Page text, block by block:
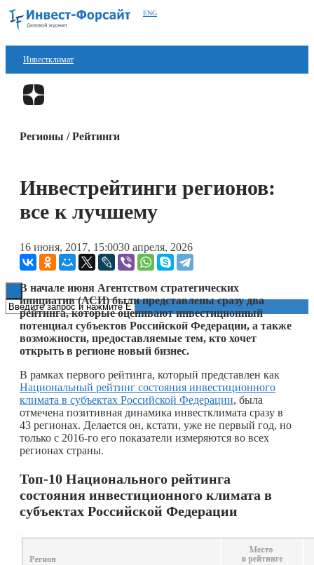
ENG
Инвестклимат
Финансы
Книги
Регионы / Рейтинги
Инвестрейтинги регионов:
все к лучшему
16 июня, 2017, 15:0030 апреля, 2026
В начале июня Агентством стратегических
инициатив (АСИ) были представлены сразу два
рейтинга, которые оценивают инвестиционный
потенциал субъектов Российской Федерации, а также
возможности, предоставляемые тем, кто хочет
открыть в регионе новый бизнес.
В рамках первого рейтинга, который представлен как
Национальный рейтинг состояния инвестиционного
климата в субъектах Российской Федерации, была
отмечена позитивная динамика инвестклимата сразу в
43 регионах. Делается он, кстати, уже не первый год, но
только с 2016-го его показатели измеряются во всех
регионах страны.
Топ-10 Национального рейтинга
состояния инвестиционного климата в
субъектах Российской Федерации